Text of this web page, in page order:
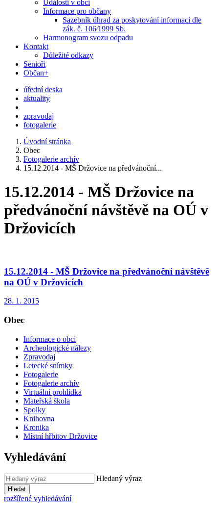
Události v obci
Informace pro občany
Sazebník úhrad za poskytování informací dle
zák. č. 106⁄1999 Sb.
Harmonogram svozu odpadu
Kontakt
Důležité odkazy
Senioři
Občan+
úřední deska
aktuality
zpravodaj
fotogalerie
Úvodní stránka
Obec
Fotogalerie archív
15.12.2014 - MŠ Držovice na předvánoční...
15.12.2014 - MŠ Držovice na
předvánoční návštěvě na OÚ v
Držovicích
15.12.2014 - MŠ Držovice na předvánoční návštěvě
na OÚ v Držovicích
28. 1. 2015
Obec
Informace o obci
Archeologické nálezy
Zpravodaj
Letecké snímky
Fotogalerie
Fotogalerie archív
Virtuální prohlídka
Mateřská škola
Spolky
Knihovna
Kronika
Místní hřbitov Držovice
Vyhledávání
Hledaný výraz
Hledat
rozšířené vyhledávání